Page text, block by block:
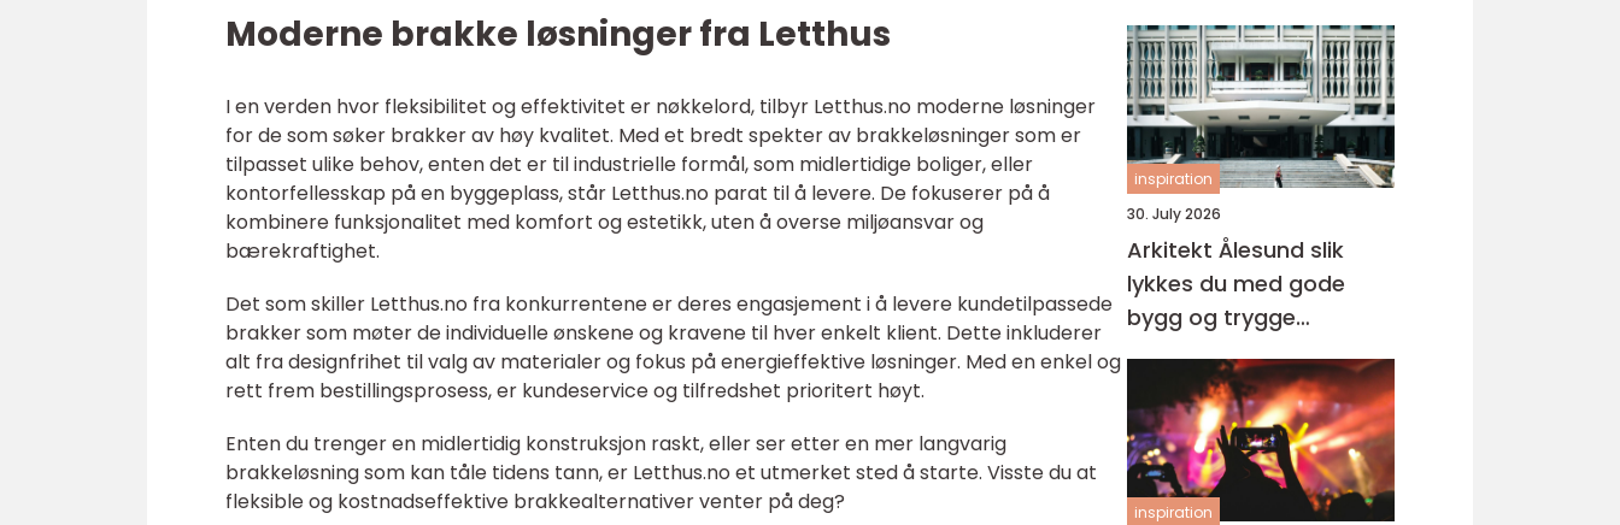
Moderne brakke løsninger fra Letthus
I en verden hvor fleksibilitet og effektivitet er nøkkelord, tilbyr Letthus.no moderne løsninger
for de som søker brakker av høy kvalitet. Med et bredt spekter av brakkeløsninger som er
tilpasset ulike behov, enten det er til industrielle formål, som midlertidige boliger, eller
kontorfellesskap på en byggeplass, står Letthus.no parat til å levere. De fokuserer på å
kombinere funksjonalitet med komfort og estetikk, uten å overse miljøansvar og
bærekraftighet.
Det som skiller Letthus.no fra konkurrentene er deres engasjement i å levere kundetilpassede
brakker som møter de individuelle ønskene og kravene til hver enkelt klient. Dette inkluderer
alt fra designfrihet til valg av materialer og fokus på energieffektive løsninger. Med en enkel og
rett frem bestillingsprosess, er kundeservice og tilfredshet prioritert høyt.
Enten du trenger en midlertidig konstruksjon raskt, eller ser etter en mer langvarig
brakkeløsning som kan tåle tidens tann, er Letthus.no et utmerket sted å starte. Visste du at
fleksible og kostnadseffektive brakkealternativer venter på deg?
inspiration
30. July 2026
Arkitekt Ålesund slik
lykkes du med gode
bygg og trygge
prosesser
inspiration